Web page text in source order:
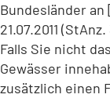
Bundesländer
21.07.2011
Falls Sie nicht
Gewässer
zusätzlich einen